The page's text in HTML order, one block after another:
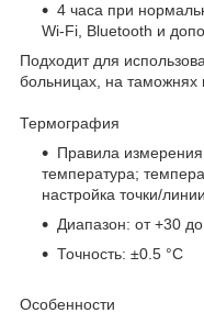
4 часа при
Wi-Fi, Bluetooth и
Подходит для
больницах, на таможнях
Термография
Правила
температура;
настройка точки/
Диапазон: от +30
Точность: ±0.5 °C
Особенности